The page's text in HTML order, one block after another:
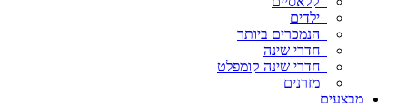
ילדים
הנמכרים ביותר
חדרי שינה
חדרי שינה קומפלט
מזרנים
מבצעים